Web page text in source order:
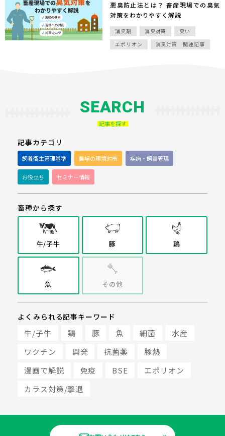
悪臭防止法とは？ 畜産現場での臭気
対策をわかりやすく解説
消臭剤 消臭対策
臭い
エポリオン
消臭対策 関連記事
SEARCH
記事を探す
記事カテゴリ
飼養衛生管理基準 農場の環境対策 疾病・飼養管理
お役立ち セミナー情報
畜種から探す
牛/子牛 豚 鶏
魚 その他
よくみられる記事キーワード
牛/子牛 鶏 豚 魚 細菌
水産
ワクチン
開発 抗菌薬
豚熱
漫画で解説
免疫 BSE
エポリオン
カラス対策/撃退